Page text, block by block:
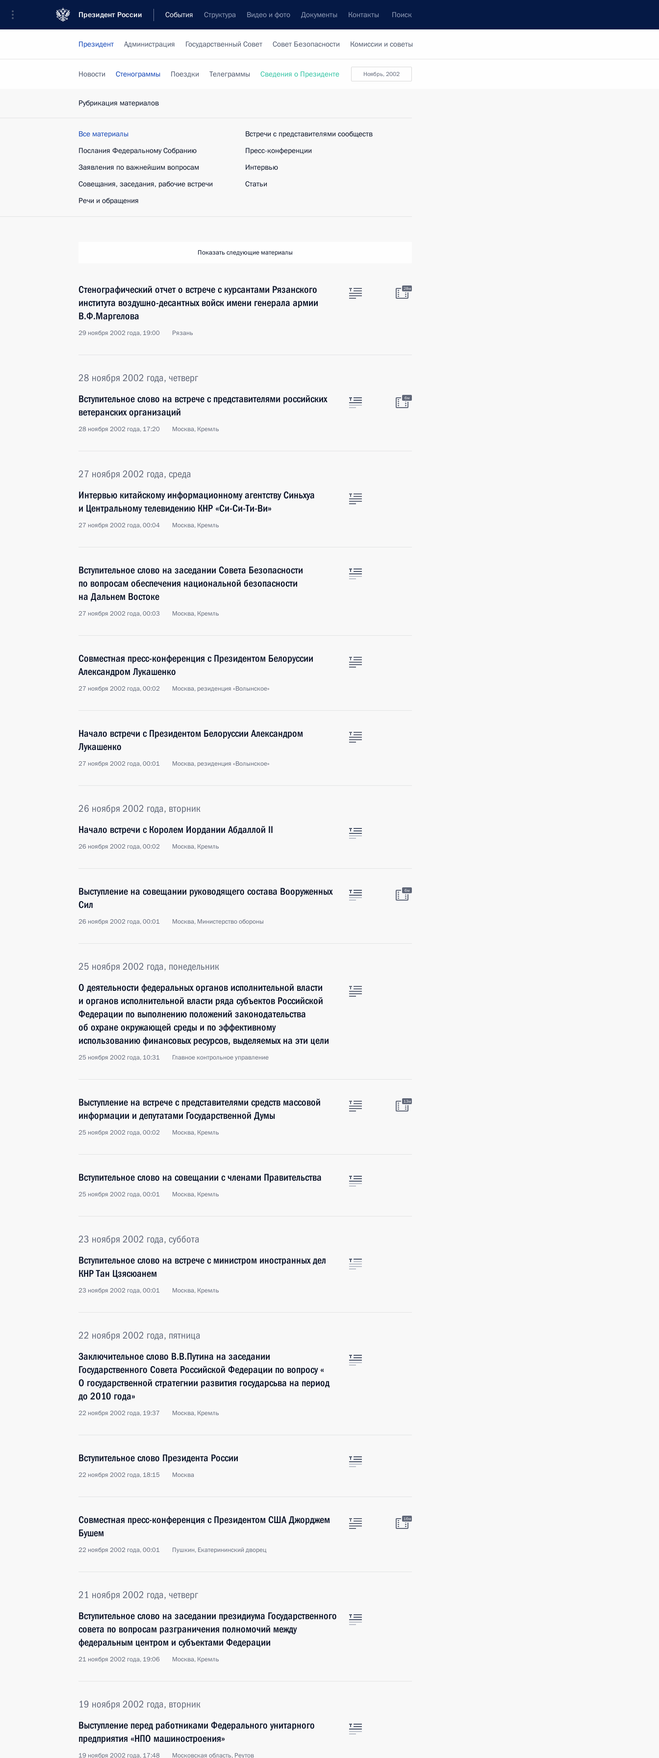
Президент России События Структура Видео и фото Документы Контакты Поиск
Президент Администрация Государственный Совет Совет Безопасности Комиссии и советы
ноябрь, 2002
Новости Стенограммы Поездки Телеграммы Сведения о Президенте
Рубрикация материалов
Все материалы
Послания Федеральному Собранию
Заявления по важнейшим вопросам
Совещания, заседания, рабочие встречи
Речи и обращения
Встречи с представителями сообществ
Пресс-конференции
Интервью
Статьи
Показать следующие материалы
Стенографический отчет о встрече с курсантами Рязанского
института воздушно-десантных войск имени генерала армии
В.Ф.Маргелова
29 ноября 2002 года, 19:00 Рязань
28м
28 ноября 2002 года, четверг
Вступительное слово на встрече с представителями российских
ветеранских организаций
28 ноября 2002 года, 17:20 Москва, Кремль
6м
27 ноября 2002 года, среда
Интервью китайскому информационному агентству Синьхуа
и Центральному телевидению КНР «Си-Си-Ти-Ви»
27 ноября 2002 года, 00:04 Москва, Кремль
Вступительное слово на заседании Совета Безопасности
по вопросам обеспечения национальной безопасности
на Дальнем Востоке
27 ноября 2002 года, 00:03 Москва, Кремль
Совместная пресс-конференция с Президентом Белоруссии
Александром Лукашенко
27 ноября 2002 года, 00:02 Москва, резиденция «Волынское»
Начало встречи с Президентом Белоруссии Александром
Лукашенко
27 ноября 2002 года, 00:01 Москва, резиденция «Волынское»
26 ноября 2002 года, вторник
Начало встречи с Королем Иордании Абдаллой II
26 ноября 2002 года, 00:02 Москва, Кремль
Выступление на совещании руководящего состава Вооруженных
Сил
26 ноября 2002 года, 00:01 Москва, Министерство обороны
6м
25 ноября 2002 года, понедельник
О деятельности федеральных органов исполнительной власти
и органов исполнительной власти ряда субъектов Российской
Федерации по выполнению положений законодательства
об охране окружающей среды и по эффективному
использованию финансовых ресурсов, выделяемых на эти цели
25 ноября 2002 года, 10:31 Главное контрольное управление
Выступление на встрече с представителями средств массовой
информации и депутатами Государственной Думы
25 ноября 2002 года, 00:02 Москва, Кремль
13м
Вступительное слово на совещании с членами Правительства
25 ноября 2002 года, 00:01 Москва, Кремль
23 ноября 2002 года, суббота
Вступительное слово на встрече с министром иностранных дел
КНР Тан Цзясюанем
23 ноября 2002 года, 00:01 Москва, Кремль
22 ноября 2002 года, пятница
Заключительное слово В.В.Путина на заседании
Государственного Совета Российской Федерации по вопросу «
О государственной стратегнии развития государсьва на период
до 2010 года»
22 ноября 2002 года, 19:37 Москва, Кремль
Вступительное слово Президента России
22 ноября 2002 года, 18:15 Москва
Совместная пресс-конференция с Президентом США Джорджем
Бушем
22 ноября 2002 года, 00:01 Пушкин, Екатерининский дворец
16м
21 ноября 2002 года, четверг
Вступительное слово на заседании президиума Государственного
совета по вопросам разграничения полномочий между
федеральным центром и субъектами Федерации
21 ноября 2002 года, 19:06 Москва, Кремль
19 ноября 2002 года, вторник
Выступление перед работниками Федерального унитарного
предприятия «НПО машиностроения»
19 ноября 2002 года, 17:48 Московская область, Реутов